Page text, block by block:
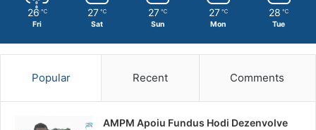
26 ℃
Fri
27 ℃
Sat
27 ℃
Sun
27 ℃
Mon
28 ℃
Tue
Popular Recent Comments
AMPM Apoiu Fundus Hodi Dezenvolve